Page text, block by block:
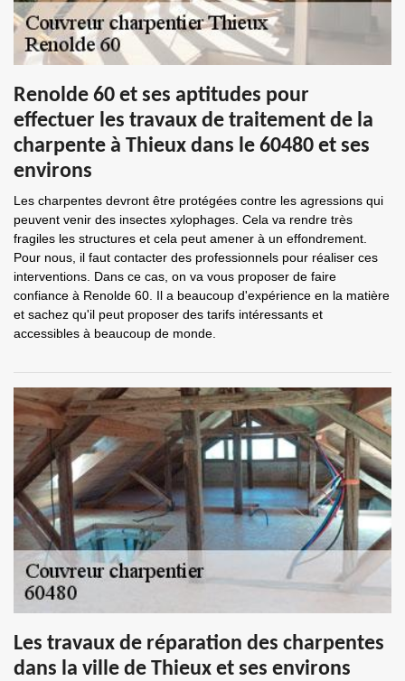
Renolde 60 et ses aptitudes pour
effectuer les travaux de traitement de la
charpente à Thieux dans le 60480 et ses
environs
Les charpentes devront être protégées contre les agressions qui
peuvent venir des insectes xylophages. Cela va rendre très
fragiles les structures et cela peut amener à un effondrement.
Pour nous, il faut contacter des professionnels pour réaliser ces
interventions. Dans ce cas, on va vous proposer de faire
confiance à Renolde 60. Il a beaucoup d'expérience en la matière
et sachez qu'il peut proposer des tarifs intéressants et
accessibles à beaucoup de monde.
Les travaux de réparation des charpentes
dans la ville de Thieux et ses environs